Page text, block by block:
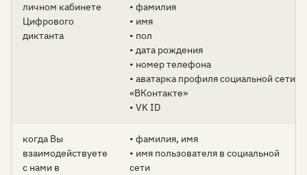
личном кабинете
Цифрового
диктанта
• фамилия
• имя
• пол
• дата рождения
• номер телефона
• аватарка профиля социальной сети
«ВКонтакте»
• VK ID
когда Вы
взаимодействуете
с нами в
• фамилия, имя
• имя пользователя в социальной
сети